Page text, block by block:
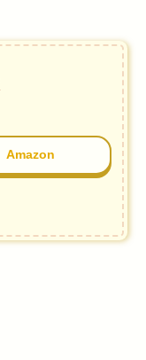
Amazon